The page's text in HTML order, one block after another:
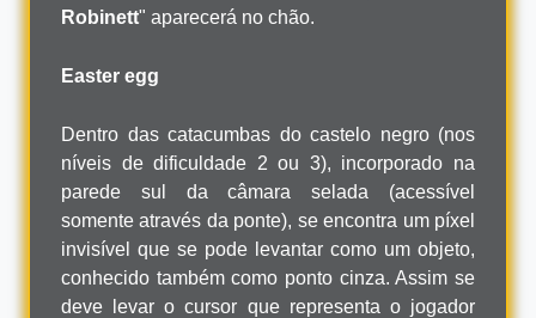
Robinett" aparecerá no chão.
Easter egg
Dentro das catacumbas do castelo negro (nos
níveis de dificuldade 2 ou 3), incorporado na
parede sul da câmara selada (acessível
somente através da ponte), se encontra um píxel
invisível que se pode levantar como um objeto,
conhecido também como ponto cinza. Assim se
deve levar o cursor que representa o jogador